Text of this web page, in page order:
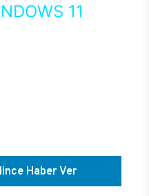
11
Haber Ver